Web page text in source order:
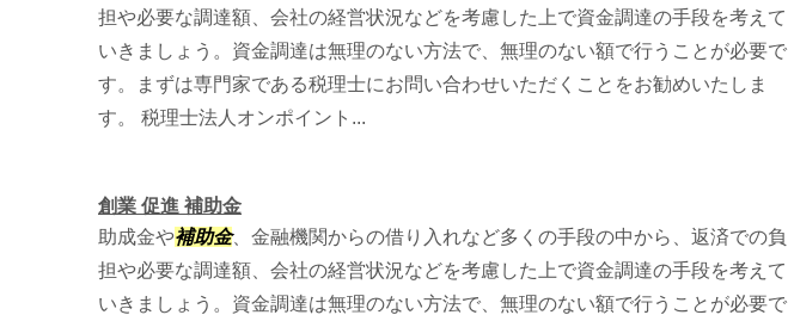
担や必要な調達額、会社の経営状況などを考慮した上で資金調達の手段を考えて
いきましょう。資金調達は無理のない方法で、無理のない額で行うことが必要で
す。まずは専門家である税理士にお問い合わせいただくことをお勧めいたしま
す。 税理士法人オンポイント...
創業 促進 補助金
助成金や補助金、金融機関からの借り入れなど多くの手段の中から、返済での負
担や必要な調達額、会社の経営状況などを考慮した上で資金調達の手段を考えて
いきましょう。資金調達は無理のない方法で、無理のない額で行うことが必要で